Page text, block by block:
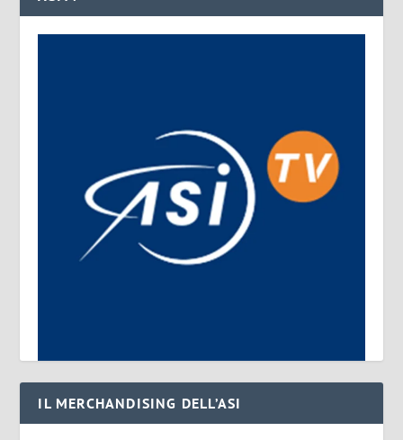
IL MERCHANDISING DELL’ASI